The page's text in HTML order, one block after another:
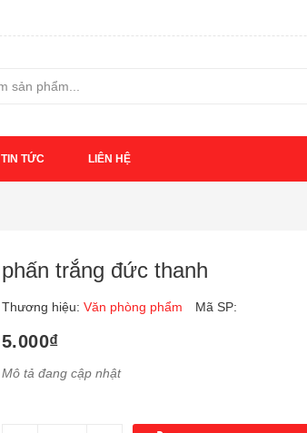
TIN TỨC LIÊN HỆ
phấn trắng đức thanh
Thương hiệu: Văn phòng phẩm Mã SP:
5.000₫
Mô tả đang cập nhật